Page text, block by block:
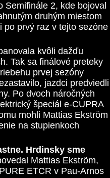
Semifinále 2, kde bojoval
druhým miestom
po prvý raz v tejto sezóne
kvôli dažďu
Tak sa finálové preteky
prvej sezóny
jazdci predviedli
Po dvoch náročných
špeciál e-CUPRA
mohli Mattias Ekström
na stupienkoch
Hrdinsky sme
Mattias Ekström,
ETCR v Pau-Arnos